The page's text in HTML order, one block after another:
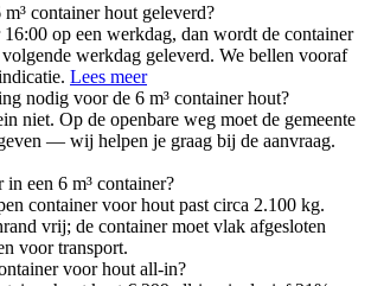
container hout geleverd?
op een werkdag, dan wordt de container
werkdag geleverd. We bellen vooraf
Lees meer
nodig voor de 6 m³ container hout?
niet. Op de openbare weg moet de gemeente
— wij helpen je graag bij de aanvraag.
een 6 m³ container?
container voor hout past circa 2.100 kg.
vrij; de container moet vlak afgesloten
voor transport.
voor hout all-in?